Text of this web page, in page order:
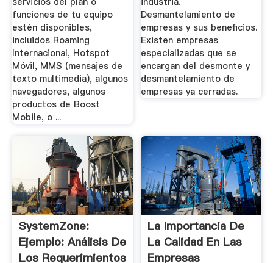
funciones de tu equipo
estén disponibles,
incluidos Roaming
Internacional, Hotspot
Móvil, MMS (mensajes de
texto multimedia), algunos
navegadores, algunos
productos de Boost
Mobile, o ...
Desmantelamiento de
empresas y sus beneficios.
Existen empresas
especializadas que se
encargan del desmonte y
desmantelamiento de
empresas ya cerradas.
SystemZone:
Ejemplo: Análisis De
Los Requerimientos
La Importancia De
La Calidad En Las
Empresas